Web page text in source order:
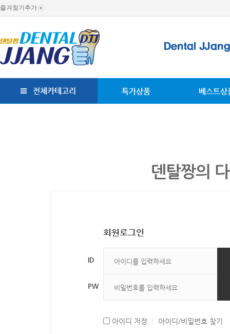
즐겨찾기추가
전체카테고리 특가상품 베스트상
덴탈짱의
회원로그인
ID
PW
아이디 저장 아이디/비밀번호 찾기